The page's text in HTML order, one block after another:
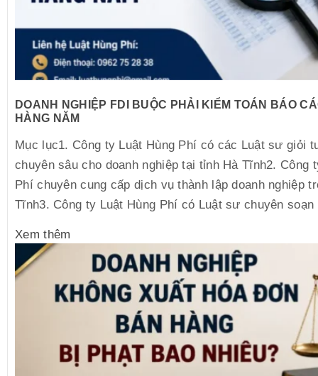
DOANH NGHIỆP FDI BUỘC PHẢI KIỂM TOÁN BÁO
HÀNG NĂM
Mục lục1. Công ty Luật Hùng Phí có các Luật sư giỏi
chuyên sâu cho doanh nghiệp tại tỉnh Hà Tĩnh2. Công
Phí chuyên cung cấp dịch vụ thành lập doanh nghiệp
Tĩnh3. Công ty Luật Hùng Phí có Luật sư chuyên soạn
Xem thêm